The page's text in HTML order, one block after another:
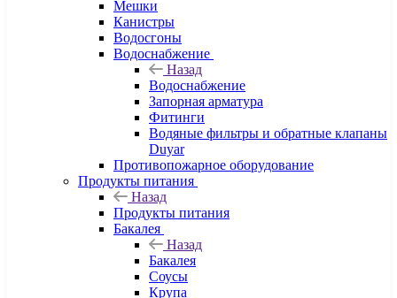
Мешки
Канистры
Водосгоны
Водоснабжение
Назад
Водоснабжение
Запорная арматура
Фитинги
Водяные фильтры и обратные клапаны
Duyar
Противопожарное оборудование
Продукты питания
Назад
Продукты питания
Бакалея
Назад
Бакалея
Соусы
Крупа